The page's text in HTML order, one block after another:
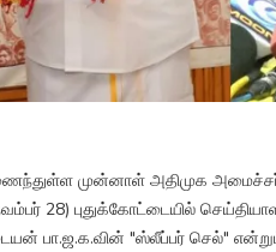
முன்னாள் அதிமுக அமைச்சர்
28) புதுக்கோட்டையில்
பா.ஜ.க.வின் "ஸ்லீப்பர் செல்"